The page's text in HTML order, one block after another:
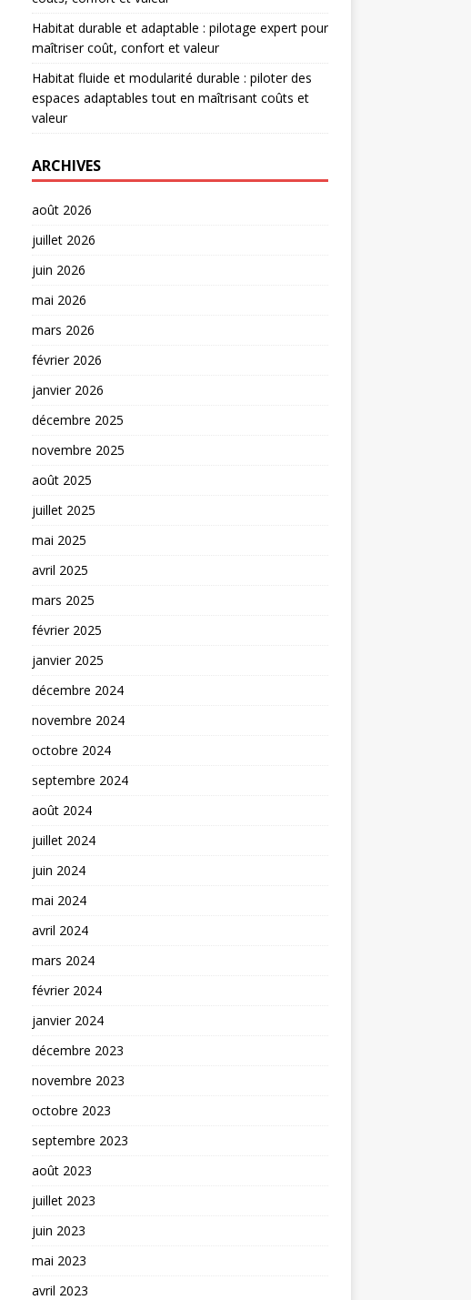
Habitat durable et adaptable : pilotage expert pour
maîtriser coût, confort et valeur
Habitat fluide et modularité durable : piloter des
espaces adaptables tout en maîtrisant coûts et
valeur
ARCHIVES
août 2026
juillet 2026
juin 2026
mai 2026
mars 2026
février 2026
janvier 2026
décembre 2025
novembre 2025
août 2025
juillet 2025
mai 2025
avril 2025
mars 2025
février 2025
janvier 2025
décembre 2024
novembre 2024
octobre 2024
septembre 2024
août 2024
juillet 2024
juin 2024
mai 2024
avril 2024
mars 2024
février 2024
janvier 2024
décembre 2023
novembre 2023
octobre 2023
septembre 2023
août 2023
juillet 2023
juin 2023
mai 2023
avril 2023